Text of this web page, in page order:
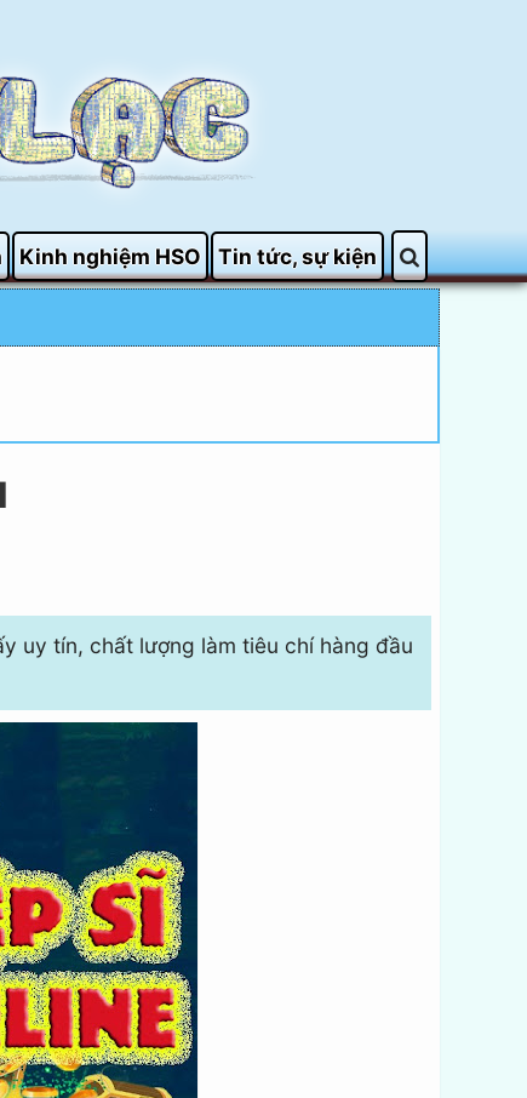
Kinh nghiệm HSO Tin tức, sự kiện
uy tín, chất lượng làm tiêu chí hàng đầu